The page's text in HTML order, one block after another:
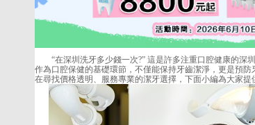
“在深圳洗牙多少錢一次?” 這是許多注重口腔健康的深
作為口腔保健的基礎環節，不僅能保持牙齒潔淨，更是預
在尋找價格透明、服務專業的潔牙選擇，下面小編為大家提